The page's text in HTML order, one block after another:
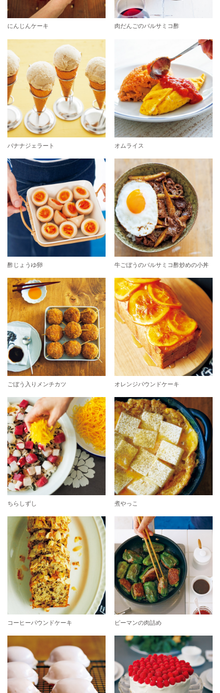
にんじんケーキ 肉だんごのバルサミコ酢
バナナジェラート オムライス
酢じょうゆ卵 牛ごぼうのバルサミコ酢炒めの小丼
ごぼう入りメンチカツ オレンジパウンドケーキ
ちらしずし 煮やっこ
コーヒーパウンドケーキ ピーマンの肉詰め